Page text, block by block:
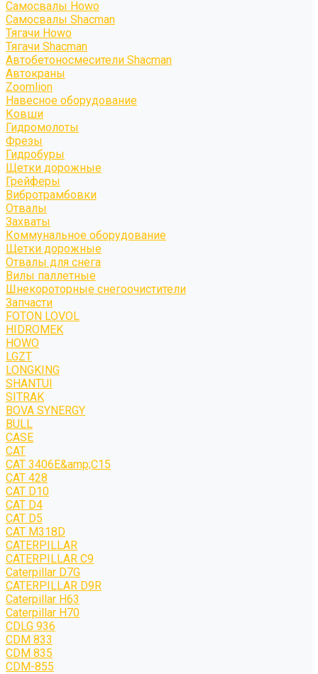
Самосвалы Howo
Самосвалы Shacman
Тягачи Howo
Тягачи Shacman
Автобетоносмесители Shacman
Автокраны
Zoomlion
Навесное оборудование
Ковши
Гидромолоты
Фрезы
Гидробуры
Щетки дорожные
Грейферы
Вибротрамбовки
Отвалы
Захваты
Коммунальное оборудование
Щетки дорожные
Отвалы для снега
Вилы паллетные
Шнекороторные снегоочистители
Запчасти
FOTON LOVOL
HIDROMEK
HOWO
LGZT
LONGKING
SHANTUI
SITRAK
BOVA SYNERGY
BULL
CASE
CAT
CAT 3406E&amp;C15
CAT 428
CAT D10
CAT D4
CAT D5
CAT M318D
CATERPILLAR
CATERPILLAR C9
Caterpillar D7G
CATERPILLAR D9R
Caterpillar H63
Caterpillar H70
CDLG 936
CDM 833
CDM 835
CDM-855